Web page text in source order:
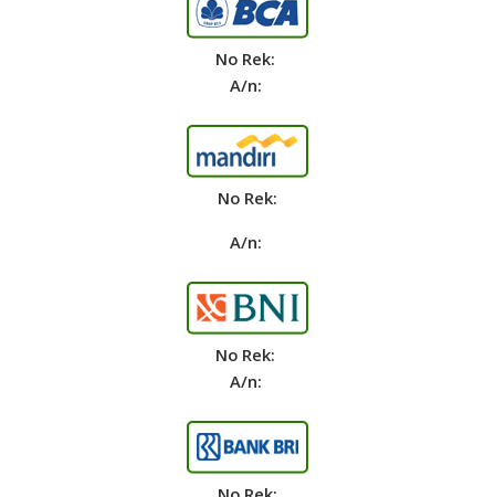
No Rek:
A/n:
No Rek:
A/n:
No Rek:
A/n: